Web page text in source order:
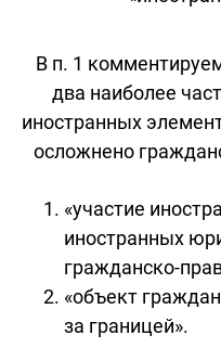
В п. 1
два наиболее
иностранных
осложнено
«участие
иностранных
гражданско-
«объект
за границей».